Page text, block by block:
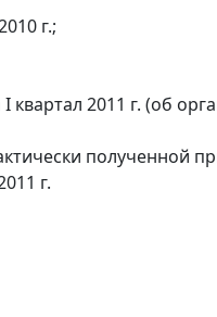
г.;
2011 г. (об
полученной
г.